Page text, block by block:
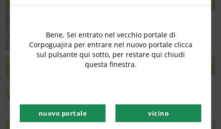
ACU – OLIO DA CUCINA USATO
Bene, Sei entrato nel vecchio portale di
Corpoguajira per entrare nel nuovo portale clicca
sul pulsante qui sotto, per restare qui chiudi
questa finestra.
nuovo portale vicino